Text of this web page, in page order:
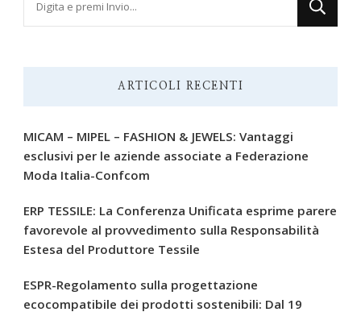
ARTICOLI RECENTI
MICAM – MIPEL – FASHION & JEWELS: Vantaggi
esclusivi per le aziende associate a Federazione
Moda Italia-Confcom
ERP TESSILE: La Conferenza Unificata esprime parere
favorevole al provvedimento sulla Responsabilità
Estesa del Produttore Tessile
ESPR-Regolamento sulla progettazione
ecocompatibile dei prodotti sostenibili: Dal 19